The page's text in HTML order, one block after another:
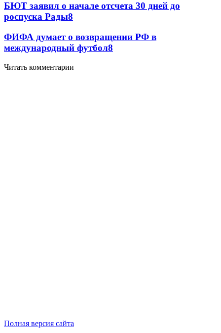
БЮТ заявил о начале отсчета 30 дней до
роспуска Рады8
ФИФА думает о возвращении РФ в
международный футбол8
Читать комментарии
Полная версия сайта